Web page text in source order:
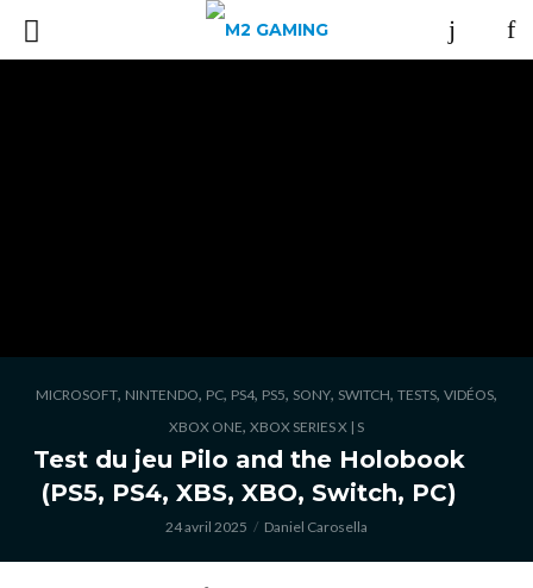
MICROSOFT, NINTENDO, PC, PS4, PS5, SONY, SWITCH, TESTS, VIDÉOS,
XBOX ONE, XBOX SERIES X | S
Test du jeu Pilo and the Holobook
(PS5, PS4, XBS, XBO, Switch, PC)
24 avril 2025 Daniel Carosella